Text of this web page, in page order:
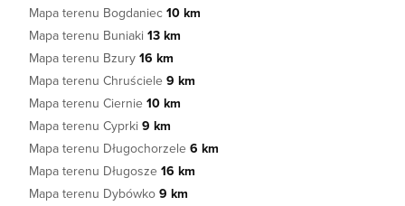
Mapa terenu Bogdaniec 10 km
Mapa terenu Buniaki 13 km
Mapa terenu Bzury 16 km
Mapa terenu Chruściele 9 km
Mapa terenu Ciernie 10 km
Mapa terenu Cyprki 9 km
Mapa terenu Długochorzele 6 km
Mapa terenu Długosze 16 km
Mapa terenu Dybówko 9 km